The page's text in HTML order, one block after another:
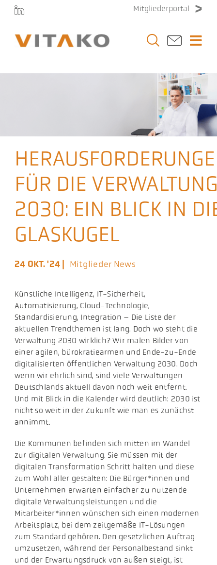
Zum
springen
Mitgliederportal
Veranstaltungen
Aktuelles
Podcast
FÜR DIE
2030: EIN BLICK IN
GLASKUGEL
24 OKT. '24 | Mitglieder News
Künstliche Intelligenz, IT-Sicherheit,
Automatisierung, Cloud-Technologie,
Standardisierung, Integration – Die Liste der
aktuellen Trendthemen ist lang. Doch wo steht die
Verwaltung 2030 wirklich? Wir malen Bilder von
einer agilen, bürokratiearmen und Ende-zu-Ende
digitalisierten öffentlichen Verwaltung 2030. Doch
wenn wir ehrlich sind, sind viele Verwaltungen
Deutschlands aktuell davon noch weit entfernt.
Und mit Blick in die Kalender wird deutlich: 2030 ist
nicht so weit in der Zukunft wie man es zunächst
annimmt.
Die Kommunen befinden sich mitten im Wandel
zur digitalen Verwaltung. Sie müssen mit der
digitalen Transformation Schritt halten und diese
zum Wohl aller gestalten: Die Bürger*innen und
Unternehmen erwarten einfacher zu nutzende
digitale Verwaltungsleistungen und die
Mitarbeiter*innen wünschen sich einen modernen
Arbeitsplatz, bei dem zeitgemäße IT-Lösungen
zum Standard gehören. Den gesetzlichen Auftrag
umzusetzen, während der Personalbestand sinkt
und der Erwartungsdruck von außen steigt, ist